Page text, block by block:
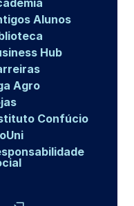
Alunos
Hub
Agro
Confúcio